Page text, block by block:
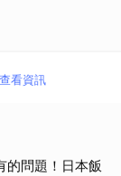
查看資訊
的問題！日本飯